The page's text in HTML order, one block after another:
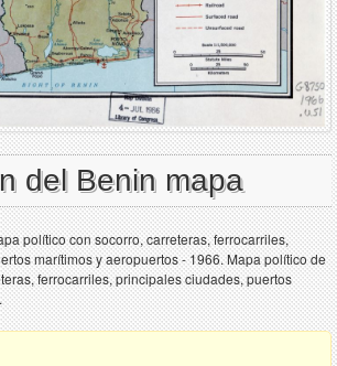
del Benin mapa
político con socorro, carreteras, ferrocarriles,
marítimos y aeropuertos - 1966. Mapa político de
ferrocarriles, principales ciudades, puertos